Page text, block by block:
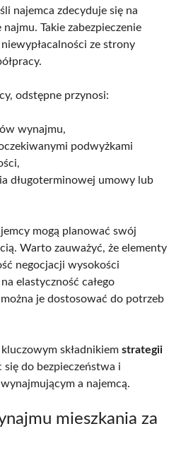
najemca zdecyduje się na
Takie zabezpieczenie
ze strony
odstępne przynosi:
wynajmu,
podwyżkami
długoterminowej umowy lub
mogą planować swój
Warto zauważyć, że elementy
negocjacji wysokości
elastyczność całego
je dostosować do potrzeb
składnikiem strategii
się do bezpieczeństwa i
a najemcą.
mieszkania za